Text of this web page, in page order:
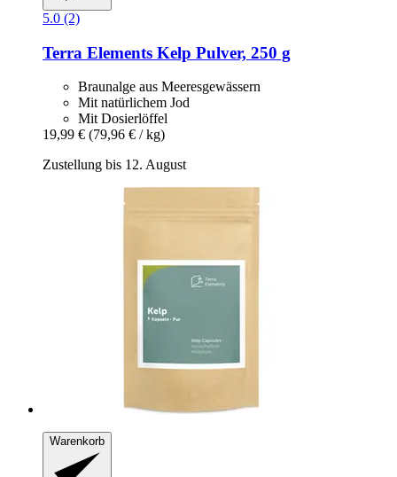
5.0 (2)
Terra Elements Kelp Pulver, 250 g
Braunalge aus Meeresgewässern
Mit natürlichem Jod
Mit Dosierlöffel
19,99 € (79,96 € / kg)
Zustellung bis 12. August
Warenkorb